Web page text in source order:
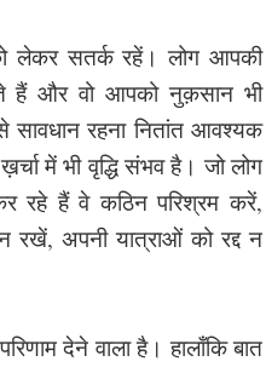
लेकर सतर्क रहें। लोग आपकी
हैं और वो आपको नुक़सान भी
सावधान रहना नितांत आवश्यक
में भी वृद्धि संभव है। जो लोग
कर रहे हैं वे कठिन परिश्रम करें,
अपनी यात्राओं को रद्द न
देने वाला है। हालाँकि बात